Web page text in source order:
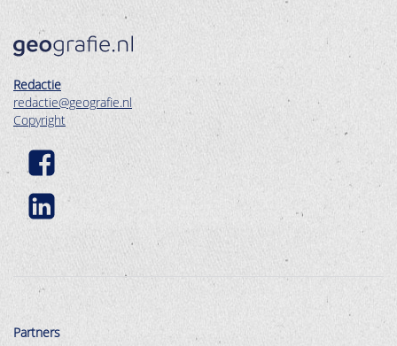
Redactie
redactie@geografie.nl
Copyright
Partners